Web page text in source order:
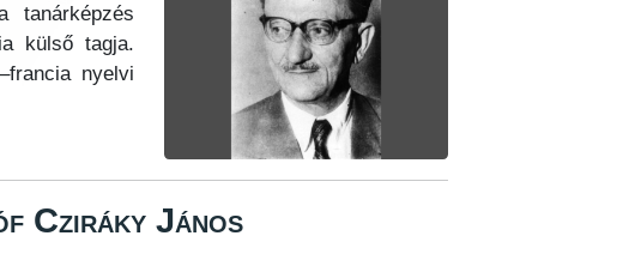
tanárképzés
külső tagja.
nyelvi
Cziráky János